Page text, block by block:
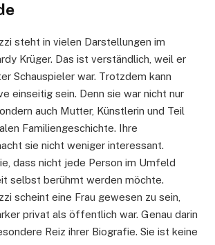
steht in vielen Darstellungen im
Krüger. Das ist verständlich, weil er
Schauspieler war. Trotzdem kann
einseitig sein. Denn sie war nicht nur
auch Mutter, Künstlerin und Teil
Familiengeschichte. Ihre
sie nicht weniger interessant.
dass nicht jede Person im Umfeld
selbst berühmt werden möchte.
scheint eine Frau gewesen zu sein,
privat als öffentlich war. Genau darin
Reiz ihrer Biografie. Sie ist keine